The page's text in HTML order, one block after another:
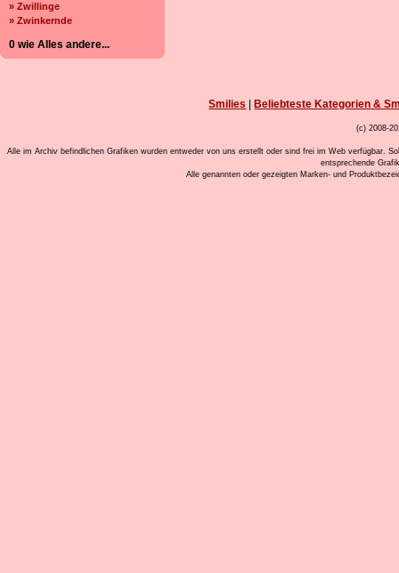
» Zwillinge
» Zwinkernde
0 wie Alles andere...
Smilies Beliebteste Kategorien &
(c) 2008-
Alle im Archiv befindlichen Grafiken wurden entweder von uns erstellt oder sind frei im Web verfügbar.
entsprechende
Alle genannten oder gezeigten Marken- und